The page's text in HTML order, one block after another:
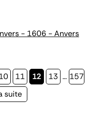
- 1606 - Anvers
Page
11
Page
12 Page
13 … Page
157
suite